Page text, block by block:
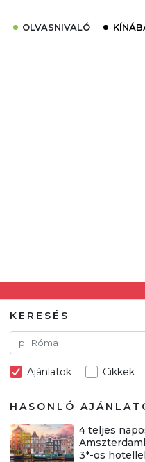
OLVASNIVALÓ
KERESÉS
Ajánlatok Cikkek
HASONLÓ
4 teljes
3*-os